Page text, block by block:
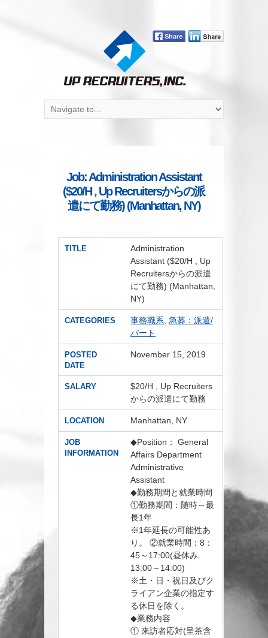
Job: Administration Assistant
($20/H , Up Recruitersからの派
遣にて勤務) (Manhattan, NY)
TITLE
Administration
Assistant ($20/H , Up
Recruitersからの派遣
にて勤務) (Manhattan,
NY)
CATEGORIES 事務職系 ,急募：派遣/
パート
POSTED
DATE
November 15, 2019
SALARY
$20/H , Up Recruiters
からの派遣にて勤務
LOCATION Manhattan, NY
JOB
INFORMATION
◆Position： General
Affairs Department
Administrative
Assistant
◆勤務期間と就業時間
①勤務期間：随時～最
長1年
※1年延長の可能性あ
り。 ②就業時間：8：
45～17:00(昼休み
13:00～14:00)
※土・日・祝日及びク
ライアン企業の指定す
る休日を除く。
◆業務内容
① 来訪者応対(呈茶含